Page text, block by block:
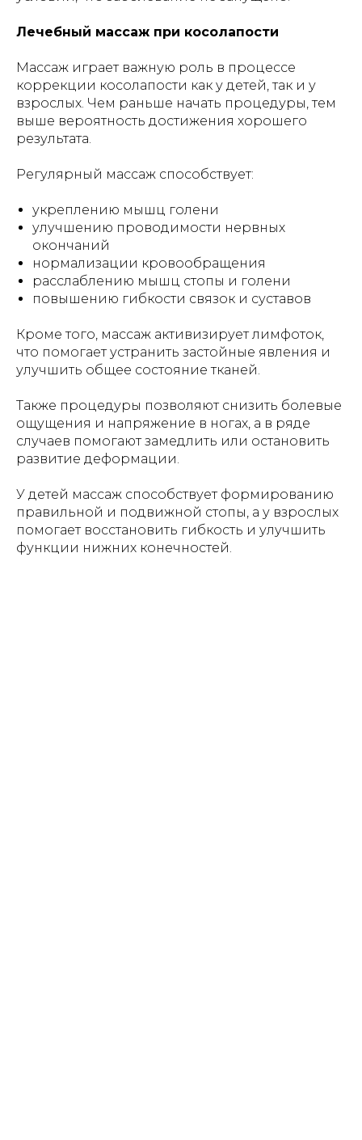
Лечебный массаж при косолапости
Массаж играет важную роль в процессе
коррекции косолапости как у детей, так и у
взрослых. Чем раньше начать процедуры, тем
выше вероятность достижения хорошего
результата.
Регулярный массаж способствует:
укреплению мышц голени
улучшению проводимости нервных
окончаний
нормализации кровообращения
расслаблению мышц стопы и голени
повышению гибкости связок и суставов
Кроме того, массаж активизирует лимфоток,
что помогает устранить застойные явления и
улучшить общее состояние тканей.
Также процедуры позволяют снизить болевые
ощущения и напряжение в ногах, а в ряде
случаев помогают замедлить или остановить
развитие деформации.
У детей массаж способствует формированию
правильной и подвижной стопы, а у взрослых
помогает восстановить гибкость и улучшить
функции нижних конечностей.